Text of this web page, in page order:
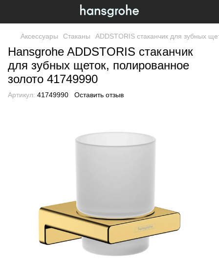
Аксессуары Стаканы ADDSTORIS cтаканчик для зубных
Hansgrohe ADDSTORIS cтаканчик
для зубных щеток, полированное
золото 41749990
Артикул: 41749990 Оставить отзыв